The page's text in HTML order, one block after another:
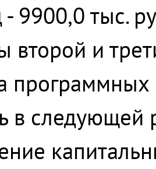
- 9900,0 тыс.
второй и
в следующей